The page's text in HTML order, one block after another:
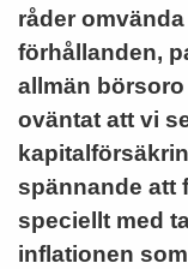
råder omvända
förhållanden,
allmän
oväntat att vi
spännande att
speciellt med
inflationen